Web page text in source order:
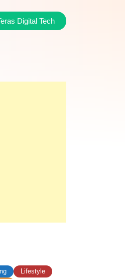
Digital Tech
Lifestyle